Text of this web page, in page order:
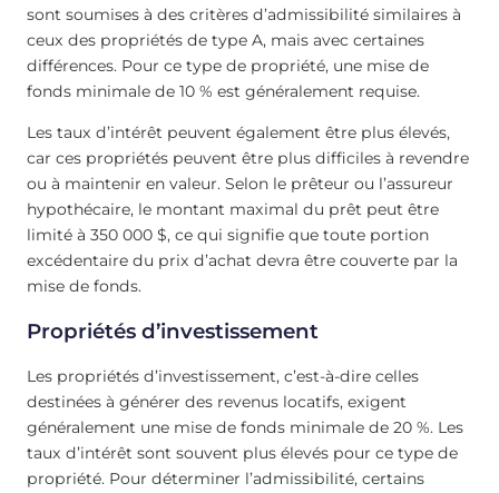
sont soumises à des critères d’admissibilité similaires à
ceux des propriétés de type A, mais avec certaines
différences. Pour ce type de propriété, une mise de
fonds minimale de 10 % est généralement requise.
Les taux d’intérêt peuvent également être plus élevés,
car ces propriétés peuvent être plus difficiles à revendre
ou à maintenir en valeur. Selon le prêteur ou l’assureur
hypothécaire, le montant maximal du prêt peut être
limité à 350 000 $, ce qui signifie que toute portion
excédentaire du prix d’achat devra être couverte par la
mise de fonds.
Propriétés d’investissement
Les propriétés d’investissement, c’est-à-dire celles
destinées à générer des revenus locatifs, exigent
généralement une mise de fonds minimale de 20 %. Les
taux d’intérêt sont souvent plus élevés pour ce type de
propriété. Pour déterminer l’admissibilité, certains